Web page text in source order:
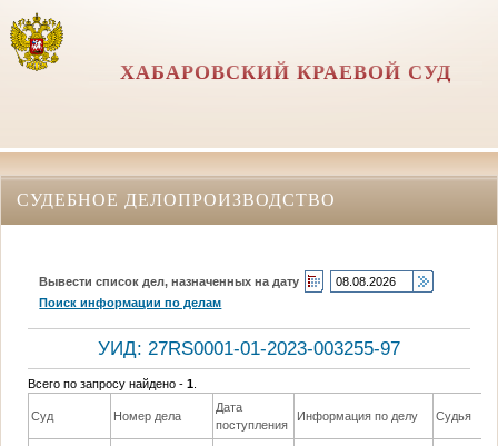
ХАБАРОВСКИЙ КРАЕВОЙ СУД
СУДЕБНОЕ ДЕЛОПРОИЗВОДСТВО
Вывести список дел, назначенных на дату
Поиск информации по делам
УИД: 27RS0001-01-2023-003255-97
Всего по запросу найдено -1
Суд Номер дела
Дата
поступления
Информация по делу Судья